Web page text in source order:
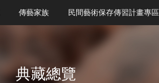
傳藝家族 民間藝術保存傳習計畫專區
典藏總覽